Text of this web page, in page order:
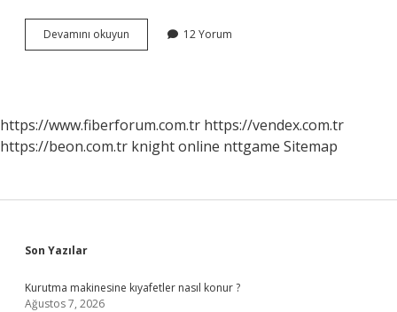
Devamını okuyun
Bant
Mı
12 Yorum
https://www.fiberforum.com.tr https://vendex.com.tr
https://beon.com.tr knight online nttgame Sitemap
Sidebar
Son Yazılar
Kurutma makinesine kıyafetler nasıl konur ?
Ağustos 7, 2026